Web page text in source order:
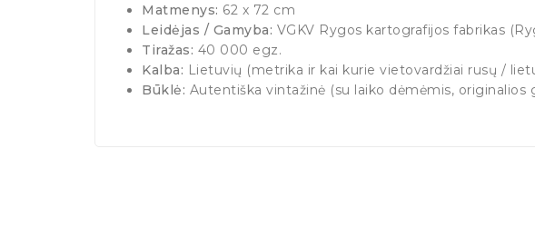
Matmenys: 62 x 72 cm
Leidėjas / Gamyba: VGKV Rygos kartografijos fabrikas
Tiražas: 40 000 egz.
Kalba: Lietuvių (metrika ir kai kurie vietovardžiai rusų /
Būklė: Autentiška vintažinė (su laiko dėmėmis, originalios